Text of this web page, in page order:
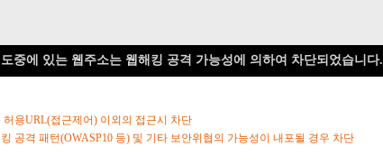
중에 있는 웹주소는 웹해킹 공격 가능성에 의하여 차단되었습니다.
허용URL(접근제어) 이외의 접근시 차단
공격 패턴(OWASP10 등) 및 기타 보안위협의 가능성이 내포될 경우 차단